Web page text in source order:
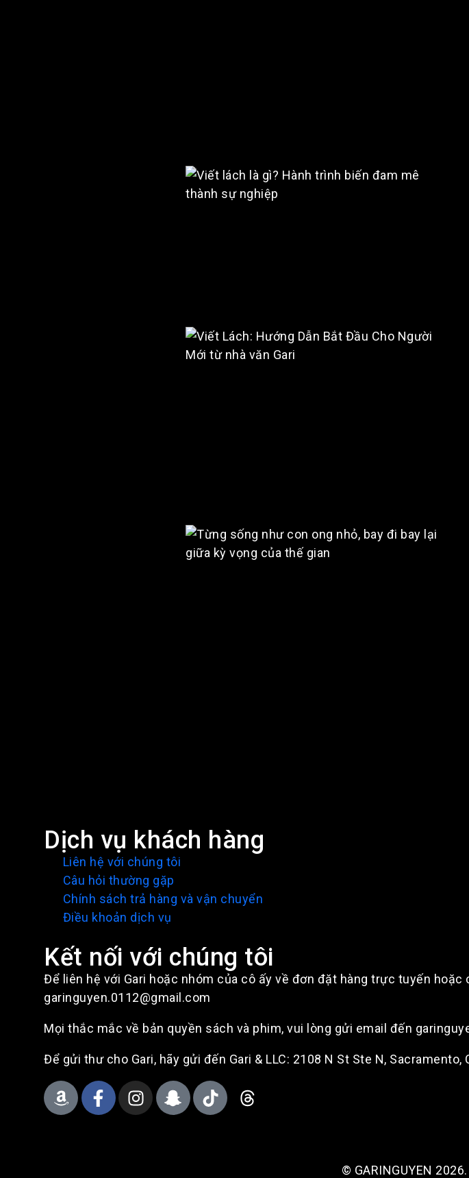
Dịch vụ khách hàng
Liên hệ với chúng tôi
Câu hỏi thường gặp
Chính sách trả hàng và vận chuyển
Điều khoản dịch vụ
Kết nối với chúng tôi
Để liên hệ với Gari hoặc nhóm của cô ấy về đơn đặt hàng trực tuyến
garinguyen.0112@gmail.com
Mọi thắc mắc về bản quyền sách và phim, vui lòng gửi email đến
Để gửi thư cho Gari, hãy gửi đến Gari & LLC: 2108 N St Ste N, Sacramento,
© GARINGUYEN